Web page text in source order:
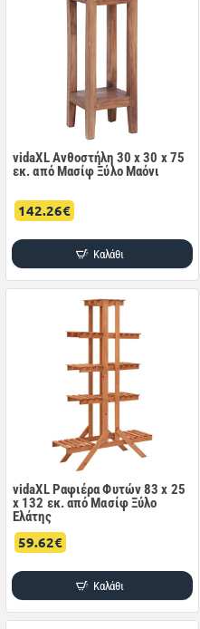
vidaXL Ανθοστήλη 30 x 30 x 75
εκ. από Μασίφ Ξύλο Μαόνι
142.26€
Καλάθι
vidaXL Ραφιέρα Φυτών 83 x 25
x 132 εκ. από Μασίφ Ξύλο
Ελάτης
59.62€
Καλάθι